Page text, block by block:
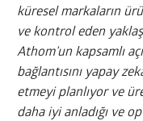
küresel markaların
ve kontrol eden
Athom’un kapsamlı
bağlantısını yapay
etmeyi planlıyor ve
daha iyi anladığı ve